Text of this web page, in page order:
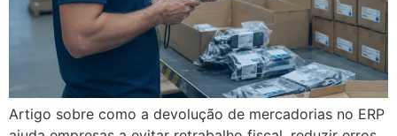
Artigo sobre como a devolução de mercadorias no ERP